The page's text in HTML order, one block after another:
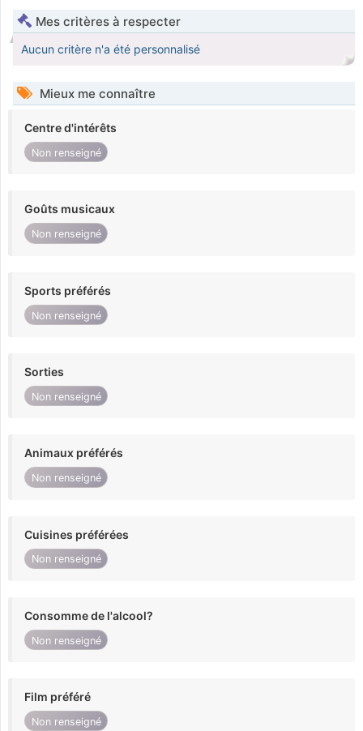
Mes critères à respecter
Aucun critère n'a été personnalisé
Mieux me connaître
Centre d'intérêts
Non renseigné
Goûts musicaux
Non renseigné
Sports préférés
Non renseigné
Sorties
Non renseigné
Animaux préférés
Non renseigné
Cuisines préférées
Non renseigné
Consomme de l'alcool?
Non renseigné
Film préféré
Non renseigné